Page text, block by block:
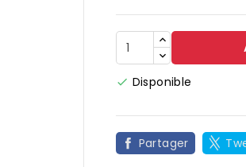
 Disponible
Partager